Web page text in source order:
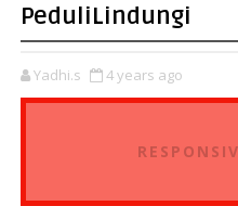
PeduliLindungi
Yadhi.s 4 years ago